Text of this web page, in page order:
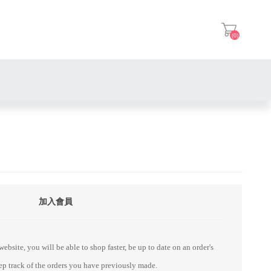
(0)
加入會員
you will be able to shop faster, be up to date on an order's
track of the orders you have previously made.